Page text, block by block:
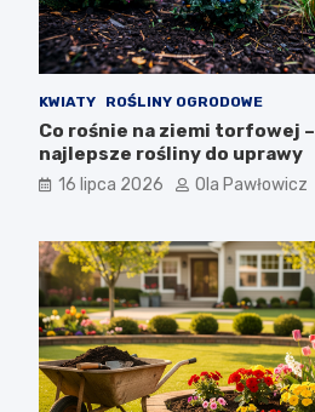
KWIATY ROŚLINY OGRODOWE
Co rośnie na ziemi torfowej –
najlepsze rośliny do uprawy
16 lipca 2026 Ola Pawłowicz